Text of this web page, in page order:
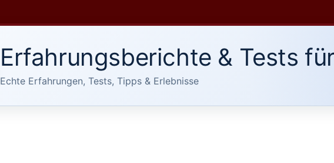
Erfahrungsberichte & Tests
Echte Erfahrungen, Tests, Tipps & Erlebnisse